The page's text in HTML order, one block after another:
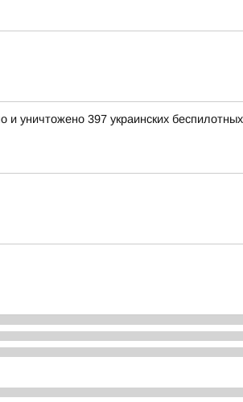
уничтожено 397 украинских